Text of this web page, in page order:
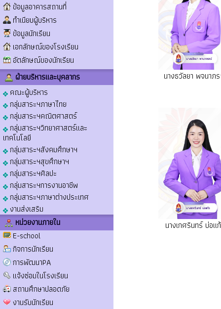
ข้อมูลอาคารสถานที่
ทำเนียบผู้บริหาร
ข้อมูลนักเรียน
เอกลักษณ์ของโรงเรียน
อัตลักษณ์ของนักเรียน
ฝ่ายบริหารและบุคลากร
คณะผู้บริหาร
กลุ่มสาระฯภาษาไทย
กลุ่มสาระฯคณิตศาสตร์
กลุ่มสาระฯวิทยาศาสตร์และ
เทคโนโลยี
กลุ่มสาระฯสังคมศึกษาฯ
กลุ่มสาระฯสุขศึกษาฯ
กลุ่มสาระฯศิลปะ
กลุ่มสาระฯการงานอาชีพ
กลุ่มสาระฯภาษาต่างประเทศ
งานส่งเสริม
หน่วยงานภายใน
E-school
กิจการนักเรียน
การพัฒนาPA
แจ้งซ่อมในโรงเรียน
สถานศึกษาปลอดภัย
งานรับนักเรียน
นางธวัลยา พจนาภ
นางเกศรินทร์ บ่อแ